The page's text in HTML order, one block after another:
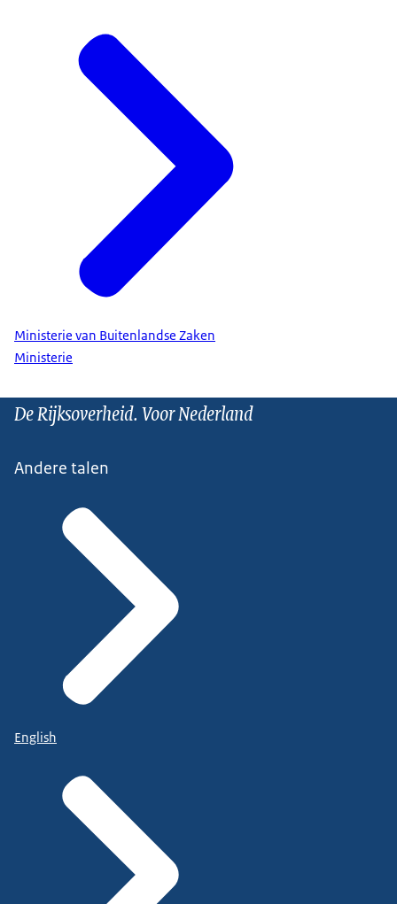
Ministerie van Buitenlandse Zaken
Ministerie
De Rijksoverheid. Voor Nederland
Andere talen
English